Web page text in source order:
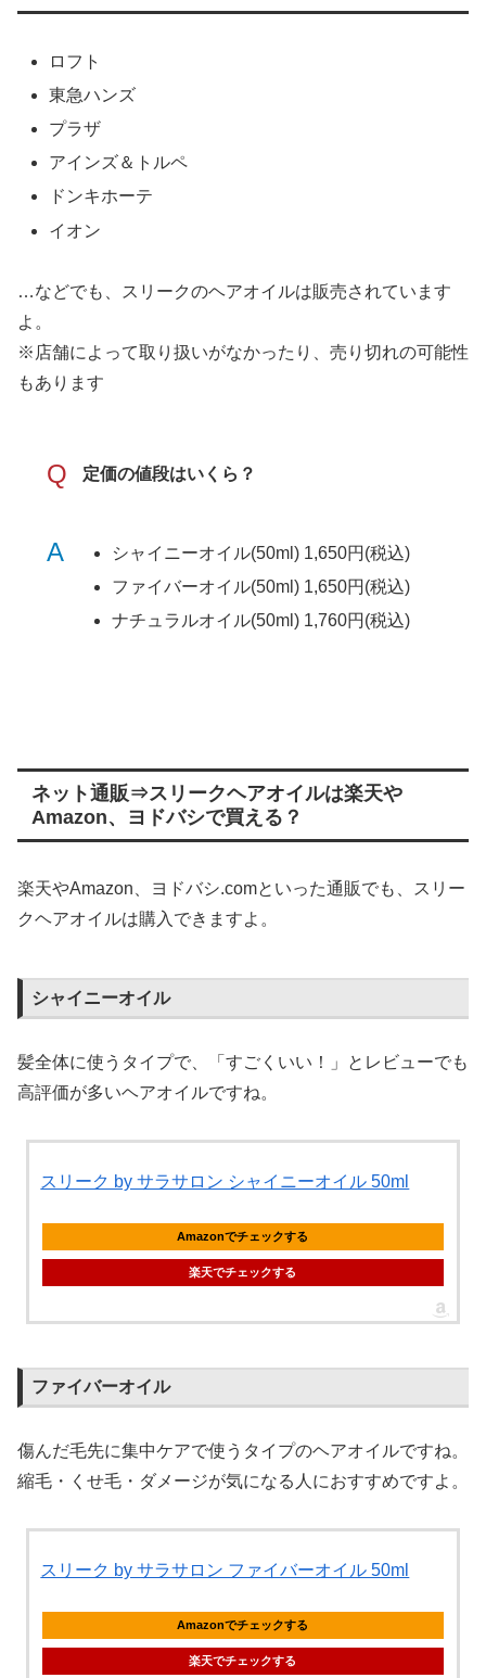
ロフト
東急ハンズ
プラザ
アインズ＆トルペ
ドンキホーテ
イオン
…などでも、スリークのヘアオイルは販売されています
よ。
※店舗によって取り扱いがなかったり、売り切れの可能性
もあります
Q 定価の値段はいくら？
A
シャイニーオイル(50ml) 1,650円(税込)
ファイバーオイル(50ml) 1,650円(税込)
ナチュラルオイル(50ml) 1,760円(税込)
ネット通販⇒スリークヘアオイルは楽天や
Amazon、ヨドバシで買える？
楽天やAmazon、ヨドバシ.comといった通販でも、スリー
クヘアオイルは購入できますよ。
シャイニーオイル
髪全体に使うタイプで、「すごくいい！」とレビューでも
高評価が多いヘアオイルですね。
スリーク by サラサロン シャイニーオイル 50ml
Amazonでチェックする
楽天でチェックする
ファイバーオイル
傷んだ毛先に集中ケアで使うタイプのヘアオイルですね。
縮毛・くせ毛・ダメージが気になる人におすすめですよ。
スリーク by サラサロン ファイバーオイル 50ml
Amazonでチェックする
楽天でチェックする